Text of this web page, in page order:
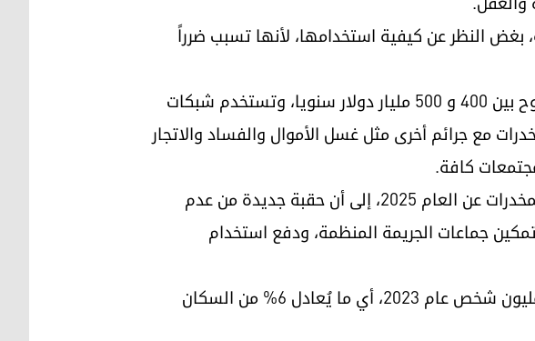
بغض النظر عن كيفية استخدامها، لأنها تسبب ضرراً
وتشير تقديرات الأمم المتحدة عن عام سابق أن حجم مبيعات تجارة المخدرات يتراوح بين 400 و 500 مليار دولار سنويا، وتستخدم شبكات
مع جرائم أخرى مثل غسل الأموال والفساد والاتجار
كافة.
كما يشير مكتب الأمم المتحدة المعني بالمخدرات والجريمة في تقريره العالمي للمخدرات عن العام 2025، إلى أن حقبة جديدة من عدم
جماعات الجريمة المنظمة، ودفع استخدام
وبلغ عدد مستخدمي المخدرات والمؤثرات العقلية (باستثناء الكحول والتبغ) 316 مليون شخص عام 2023، أي ما يُعادل 6% من السكان